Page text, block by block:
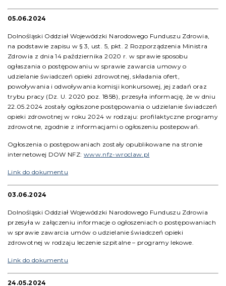
05.06.2024
Dolnośląski Oddział Wojewódzki Narodowego Funduszu Zdrowia,
na podstawie zapisu w § 3, ust. 5, pkt. 2 Rozporządzenia Ministra
Zdrowia z dnia 14 października 2020 r. w sprawie sposobu
ogłaszania o postępowaniu w sprawie zawarcia umowy o
udzielanie świadczeń opieki zdrowotnej, składania ofert,
powoływania i odwoływania komisji konkursowej, jej zadań oraz
trybu pracy (Dz. U. 2020 poz. 1858), przesyła informację, że w dniu
22.05.2024 zostały ogłoszone postępowania o udzielanie świadczeń
opieki zdrowotnej w roku 2024 w rodzaju: profilaktyczne programy
zdrowotne, zgodnie z informacjami o ogłoszeniu postepowań.
Ogłoszenia o postępowaniach zostały opublikowane na stronie
internetowej DOW NFZ: www.nfz-wroclaw.pl
Link do dokumentu
03.06.2024
Dolnośląski Oddział Wojewódzki Narodowego Funduszu Zdrowia
przesyła w załączeniu informacje o ogłoszeniach o postępowaniach
w sprawie zawarcia umów o udzielanie świadczeń opieki
zdrowotnej w rodzaju leczenie szpitalne – programy lekowe.
Link do dokumentu
24.05.2024